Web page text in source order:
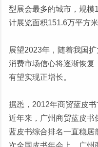
型展会最多的城市，规模
计展览面积151.6万平方米
展望2023年，随着我国
消费市场信心将逐渐恢复
有望实现正增长。
据悉，2012年商贸蓝皮书
近年来，广州商贸蓝皮书
蓝皮书综合排名一直稳居
次全国皮书年会上，广州